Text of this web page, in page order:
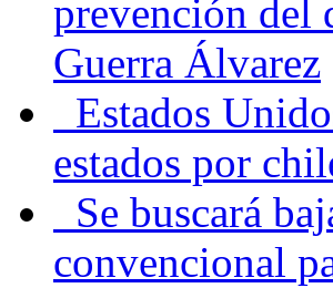
prevención del
Guerra Álvarez
Estados
estados por
Se buscará
convencional